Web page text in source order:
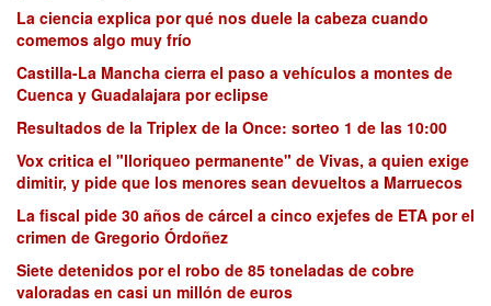
La ciencia explica por qué nos duele la cabeza cuando
comemos algo muy frío
Castilla-La Mancha cierra el paso a vehículos a montes de
Cuenca y Guadalajara por eclipse
Resultados de la Triplex de la Once: sorteo 1 de las 10:00
Vox critica el "lloriqueo permanente" de Vivas, a quien exige
dimitir, y pide que los menores sean devueltos a Marruecos
La fiscal pide 30 años de cárcel a cinco exjefes de ETA por el
crimen de Gregorio Órdoñez
Siete detenidos por el robo de 85 toneladas de cobre
valoradas en casi un millón de euros